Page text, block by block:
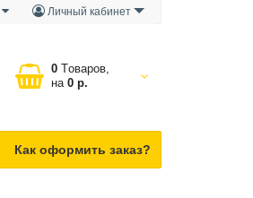
Личный кабинет
0 Tоваров,
на
0 р.
Как оформить заказ?